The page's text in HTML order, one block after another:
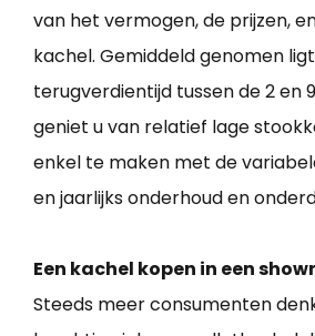
van het vermogen, de prijzen,
kachel. Gemiddeld genomen
terugverdientijd tussen de 2 en
geniet u van relatief lage
enkel te maken met de
en jaarlijks onderhoud en
Een kachel kopen in een
Steeds meer consumenten